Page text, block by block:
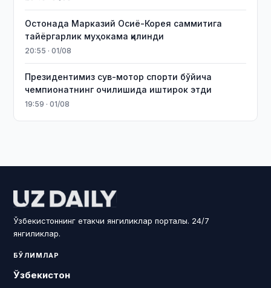
Остонада Марказий Осиё-Корея саммитига
тайёргарлик муҳокама қилинди
20:55 · 01/08
Президентимиз сув-мотор спорти бўйича
чемпионатнинг очилишида иштирок этди
19:59 · 01/08
Ўзбекистоннинг етакчи янгиликлар порталы. 24/7
янгиликлар.
БЎЛИМЛАР
Ўзбекистон